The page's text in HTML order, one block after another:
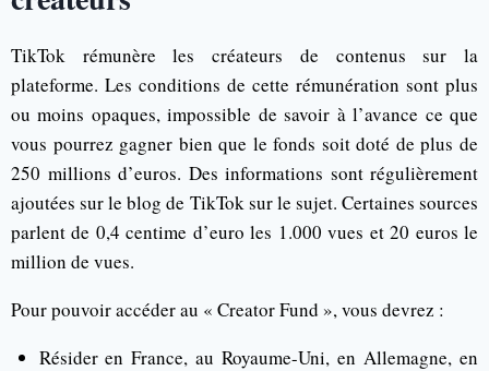
TikTok rémunère les créateurs de contenus sur la
plateforme. Les conditions de cette rémunération sont plus
ou moins opaques, impossible de savoir à l’avance ce que
vous pourrez gagner bien que le fonds soit doté de plus de
250 millions d’euros. Des informations sont régulièrement
ajoutées sur le blog de TikTok sur le sujet. Certaines sources
parlent de 0,4 centime d’euro les 1.000 vues et 20 euros le
million de vues.
Pour pouvoir accéder au « Creator Fund », vous devrez :
Résider en France, au Royaume-Uni, en Allemagne, en